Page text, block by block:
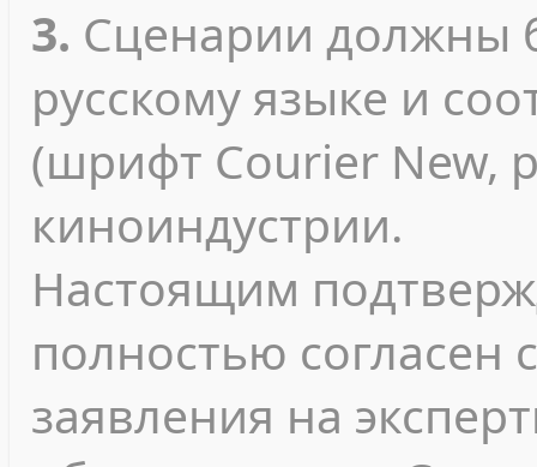
3. Сценарии должны
русскому языке и
(шрифт Courier New,
киноиндустрии.
Настоящим
полностью согласен
заявления на